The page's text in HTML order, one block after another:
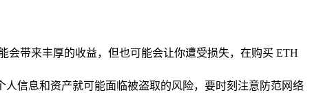
带来丰厚的收益，但也可能会让你遭受损失，在购买 ETH
信息和资产就可能面临被盗取的风险，要时刻注意防范网络